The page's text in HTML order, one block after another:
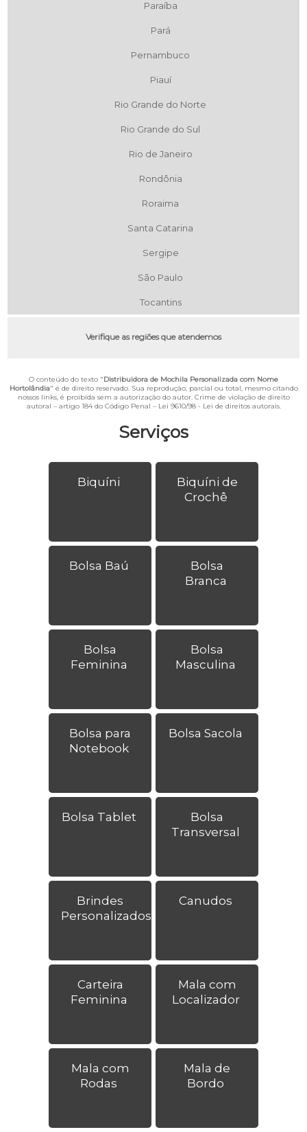
Serviços
Biquíni
Biquíni de
Crochê
Bolsa Baú
Bolsa
Branca
Bolsa
Feminina
Bolsa
Masculina
Bolsa para
Notebook
Bolsa Sacola
Bolsa Tablet
Bolsa
Transversal
Brindes
Personalizados
Canudos
Carteira
Feminina
Mala com
Localizador
Mala com
Rodas
Mala de
Bordo
Paraíba
Pará
Pernambuco
Piauí
Rio Grande do Norte
Rio Grande do Sul
Rio de Janeiro
Rondônia
Roraima
Santa Catarina
Sergipe
São Paulo
Tocantins
Verifique as regiões que atendemos
O conteúdo do texto "Distribuidora de Mochila Personalizada com Nome
Hortolândia" é de direito reservado. Sua reprodução, parcial ou total, mesmo citando
nossos links, é proibida sem a autorização do autor. Crime de violação de direito
autoral – artigo 184 do Código Penal – Lei 9610/98 - Lei de direitos autorais.